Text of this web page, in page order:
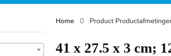
Home Product
‎41 x 27.5 x 3 cm;